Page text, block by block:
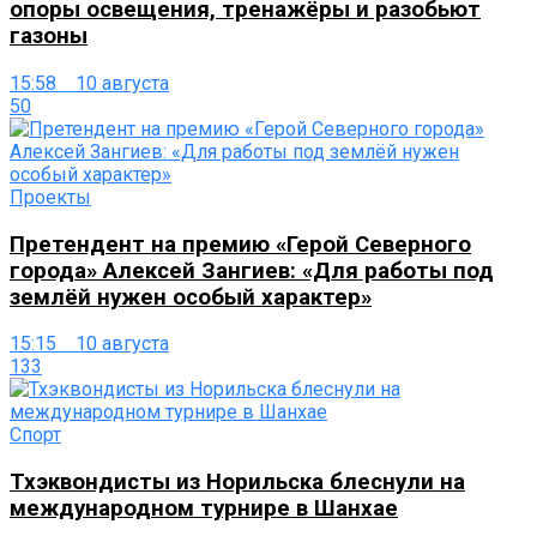
опоры освещения, тренажёры и разобьют
газоны
15:58 10 августа
50
Проекты
Претендент на премию «Герой Северного
города» Алексей Зангиев: «Для работы под
землёй нужен особый характер»
15:15 10 августа
133
Спорт
Тхэквондисты из Норильска блеснули на
международном турнире в Шанхае